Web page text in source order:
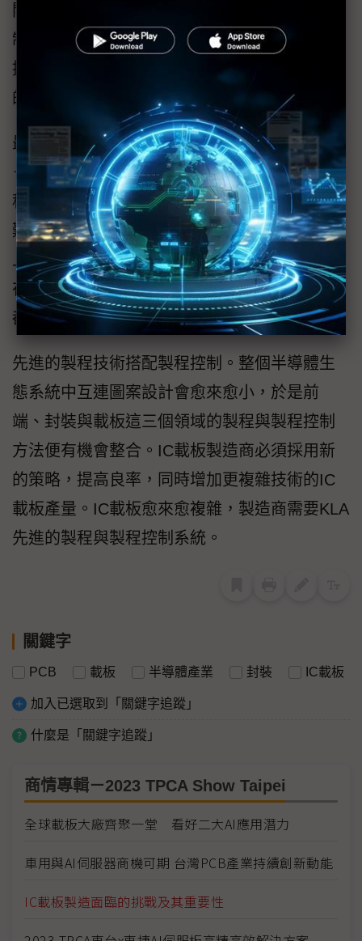
開與凹陷（銅表面凹陷）。若要在ICS製造過程
制定有效的製程控制策略，自動光學檢查系統
提供的解決方案，是發現和減少缺陷不可或缺
的一環。
最後第五點、在正確的位置鑽出微型的導通孔
－IC 載板特徵日益複雜，精確度與產速皆在製
程中扮演了重要角色。IC載板雷射孔鑽孔時，
難以快速準確找到對的位置，快速準確在板子
上確認靶點的位置，然後啓動鑽孔程序，才能
在不影響相鄰電路結構的情況下，讓所有盲孔
都打在焊盤上。
先進的製程技術搭配製程控制。整個半導體生
態系統中互連圖案設計會愈來愈小，於是前
端、封裝與載板這三個領域的製程與製程控制
方法便有機會整合。IC載板製造商必須採用新
的策略，提高良率，同時增加更複雜技術的IC
載板產量。IC載板愈來愈複雜，製造商需要KLA
先進的製程與製程控制系統。
關鍵字
PCB 載板 半導體產業 封裝 IC載板
加入已選取到「關鍵字追蹤」
什麼是「關鍵字追蹤」
商情專輯－2023 TPCA Show Taipei
全球載板大廠齊聚一堂 看好二大AI應用潛力
車用與AI伺服器商機可期 台灣PCB產業持續創新動能
IC載板製造面臨的挑戰及其重要性